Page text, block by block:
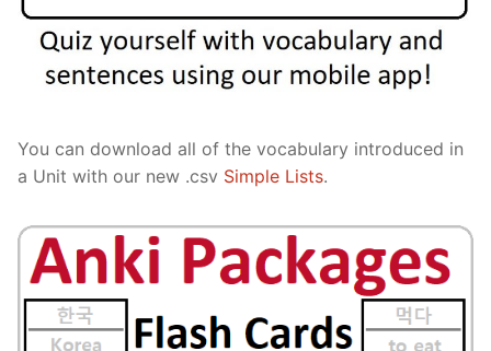
You can download all of the vocabulary introduced in
a Unit with our new .csv Simple Lists.